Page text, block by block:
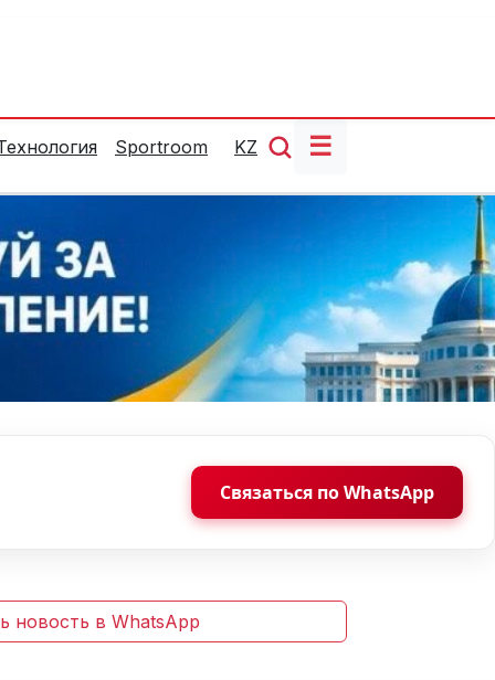
Sportroom KZ ☰
Связаться по WhatsApp
новость в WhatsApp